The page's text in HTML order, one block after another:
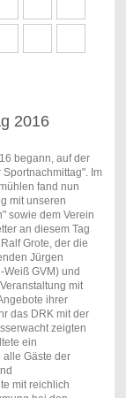
2016
begann, auf der
Im
fand nun
mit unseren
sowie dem Verein
an diesem Tag
Grote, der die
Jürgen
GVM) und
mit
ihrer
das DRK mit der
zeigten
ein
alle Gäste der
mit reichlich